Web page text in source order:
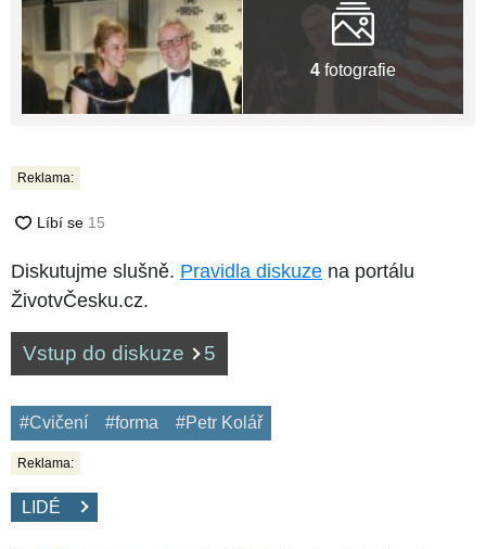
4 fotografie
Reklama:
Diskutujme slušně. Pravidla diskuze na portálu
ŽivotvČesku.cz.
Vstup do diskuze 5
#Cvičení #forma #Petr Kolář
Reklama:
LIDÉ